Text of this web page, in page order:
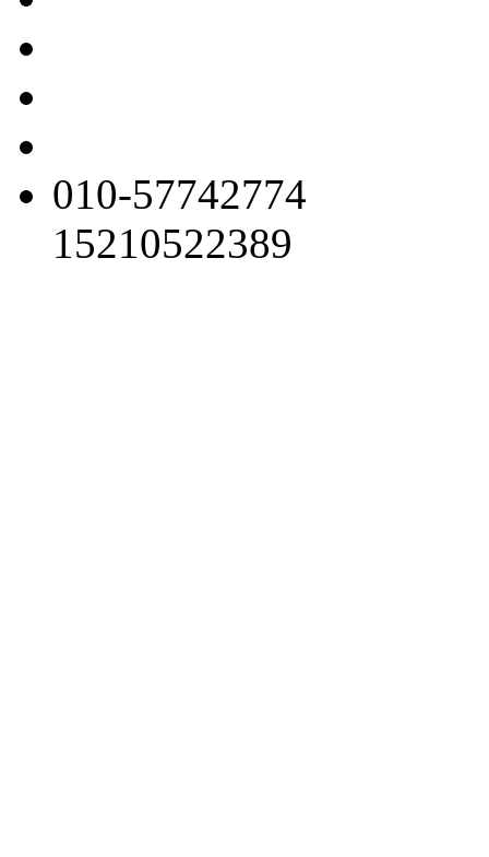
010-57742774
15210522389